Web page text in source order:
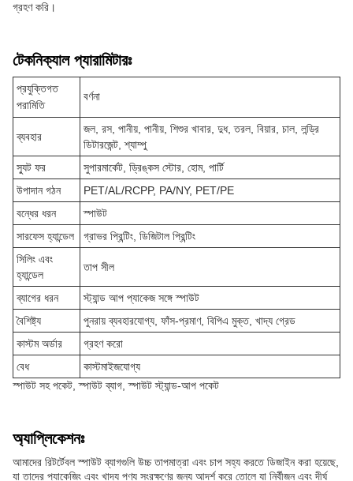
গ্রহণ করি।
টেকনিক্যাল প্যারামিটারঃ
প্রযুক্তিগত
পরামিতি
বর্ণনা
ব্যবহার
জল, রস, পানীয়, পানীয়, শিশুর খাবার, দুধ, তরল, বিয়ার, চাল, লন্ড্রি
ডিটারজেন্ট, শ্যাম্পু
স্যুট ফর
সুপারমার্কেট, ড্রিঙ্কস স্টোর, হোম, পার্টি
উপাদান গঠন
PET/AL/RCPP, PA/NY, PET/PE
বন্ধের ধরন
স্পাউট
সারফেস হ্যান্ডেল
গ্রাভর প্রিন্টিং, ডিজিটাল প্রিন্টিং
সিলিং এবং
হ্যান্ডেল
তাপ সীল
ব্যাগের ধরন
স্ট্যান্ড আপ প্যাকেজ সঙ্গে স্পাউট
বৈশিষ্ট্য
পুনরায় ব্যবহারযোগ্য, ফাঁস-প্রমাণ, বিপিএ মুক্ত, খাদ্য গ্রেড
কাস্টম অর্ডার
গ্রহণ করো
বেধ
কাস্টমাইজযোগ্য
স্পাউট সহ পকেট, স্পাউট ব্যাগ, স্পাউট স্ট্যান্ড-আপ পকেট
অ্যাপ্লিকেশনঃ
আমাদের রিটর্টেবল স্পাউট ব্যাগগুলি উচ্চ তাপমাত্রা এবং চাপ সহ্য করতে ডিজাইন করা হয়েছে,
যা তাদের প্যাকেজিং এবং খাদ্য পণ্য সংরক্ষণের জন্য আদর্শ করে তোলে যা নির্বীজন এবং দীর্ঘ